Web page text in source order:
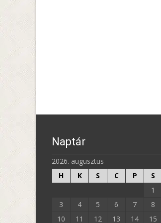
Naptár
2026. augusztus
H
K S C P S
1
3
4 5 6 7 8
10
11 12 13 14 15